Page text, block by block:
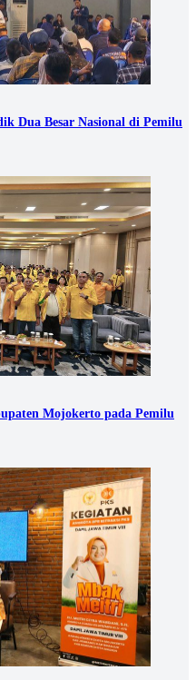
Dua Besar Nasional di Pemilu
Mojokerto pada Pemilu